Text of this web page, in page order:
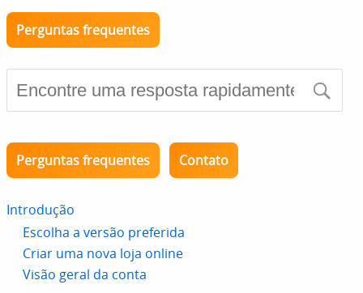
Perguntas frequentes
Perguntas frequentes Contato
Introdução
Escolha a versão preferida
Criar uma nova loja online
Visão geral da conta